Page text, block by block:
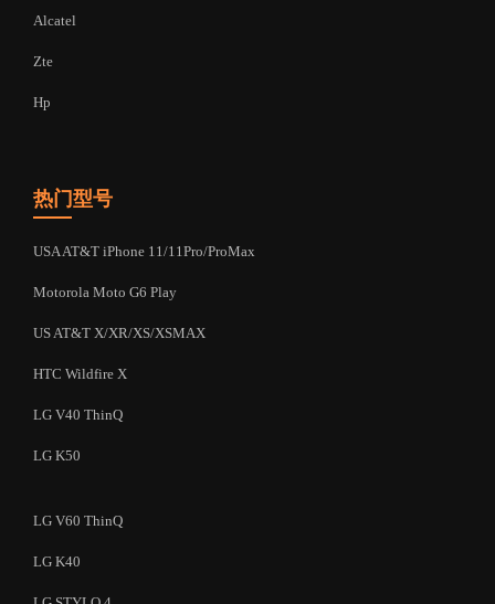
Alcatel
Zte
Hp
热门型号
USA AT&T iPhone 11/11Pro/ProMax
Motorola Moto G6 Play
US AT&T X/XR/XS/XSMAX
HTC Wildfire X
LG V40 ThinQ
LG K50
LG V60 ThinQ
LG K40